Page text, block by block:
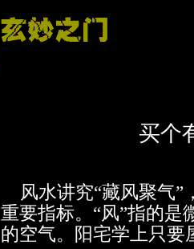
买个
风水讲究“藏风聚气”
重要指标。“风”指的是
的空气。阳宅学上只要